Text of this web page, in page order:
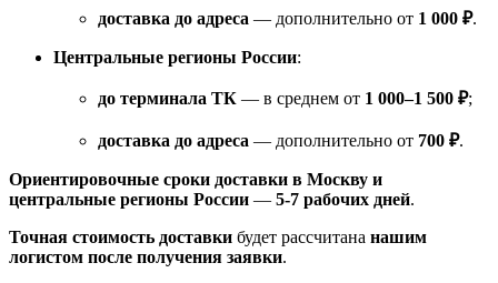
доставка до адреса — дополнительно от 1 000 ₽.
Центральные регионы России:
до терминала ТК — в среднем от 1 000–1 500 ₽;
доставка до адреса — дополнительно от 700 ₽.
Ориентировочные сроки доставки в Москву и
центральные регионы России — 5-7 рабочих дней.
Точная стоимость доставки будет рассчитана нашим
логистом после получения заявки.